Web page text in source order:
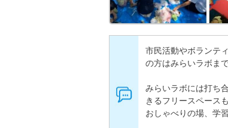
市民活動やボランテ
の方はみらいラボま
みらいラボには打ち
きるフリースペース
おしゃべりの場、学